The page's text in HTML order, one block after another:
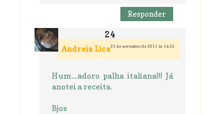
Responder
Andreia Lica21 de novembro de 2011 às 14:32
Hum....adoro palha italiana!!! Já
anotei a receita.
Bjos